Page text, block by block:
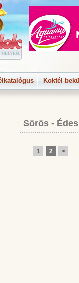
Koktél
Sörös - Édes
1
2 >